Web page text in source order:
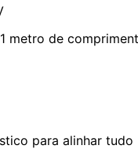
metro de
para alinhar tudo